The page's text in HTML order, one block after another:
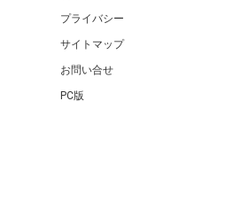
プライバシー
サイトマップ
お問い合せ
PC版